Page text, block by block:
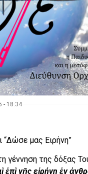
- 18:34
“Δώσε μας Ειρήνη”
γέννηση της δόξας
ἐπὶ γῆς εἰρήνη ἐν